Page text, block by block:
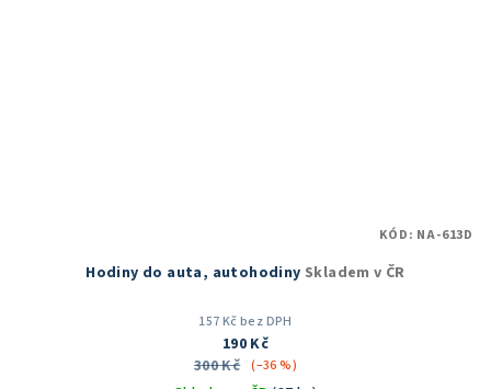
Hodiny do auta, autohodiny Skladem v ČR
157 Kč bez DPH
190 Kč
300 Kč (–36 %)
KÓD: NA-613D